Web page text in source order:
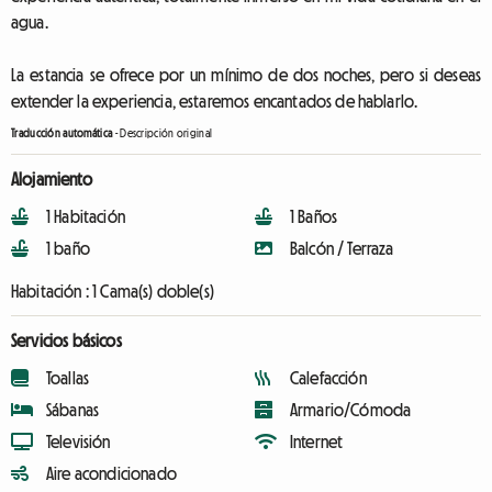
agua.
La estancia se ofrece por un mínimo de dos noches, pero si deseas
extender la experiencia, estaremos encantados de hablarlo.
Traducción automática-Descripción original
Alojamiento
1 Habitación
1 baño
1 Baños
Balcón / Terraza
Habitación :1 Cama(s) doble(s)
Servicios básicos
Toallas
Sábanas
Televisión
Aire acondicionado
Calefacción
Armario/Cómoda
Internet